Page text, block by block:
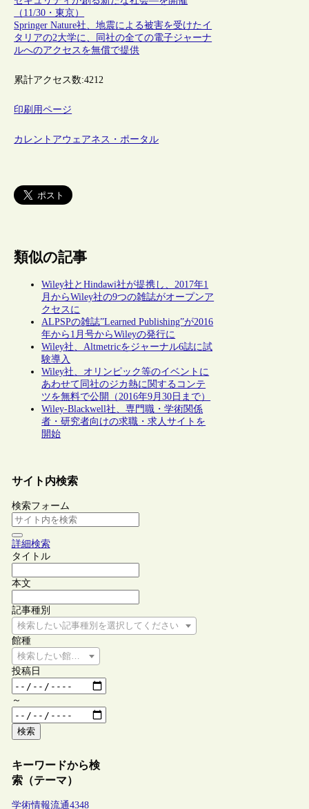
（11/30・東京）
Springer Nature社、地震による被害を受けたイ
タリアの2大学に、同社の全ての電子ジャーナ
ルへのアクセスを無償で提供
累計アクセス数:4212
印刷用ページ
カレントアウェアネス・ポータル
類似の記事
Wiley社とHindawi社が提携し、2017年1
月からWiley社の9つの雑誌がオープンア
クセスに
ALPSPの雑誌”Learned Publishing”が2016
年から1月号からWileyの発行に
Wiley社、Altmetricをジャーナル6誌に試
験導入
Wiley社、オリンピック等のイベントに
あわせて同社のジカ熱に関するコンテ
ツを無料で公開（2016年9月30日まで）
Wiley-Blackwell社、専門職・学術関係
者・研究者向けの求職・求人サイトを
開始
サイト内検索
検索フォーム
詳細検索
タイトル
本文
記事種別
検索したい記事種別を選択してください
館種
検索したい館種を選択してください
投稿日
～
検索
キーワードから検
索（テーマ）
学術情報流通4348